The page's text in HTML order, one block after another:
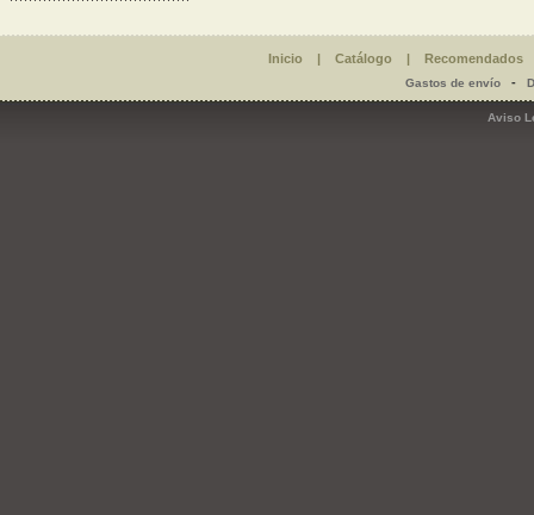
Inicio | Catálogo | Recomendados
Gastos de envío-
Aviso